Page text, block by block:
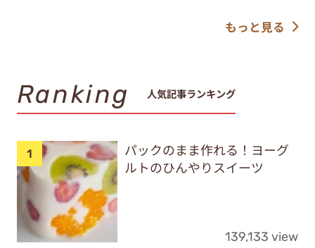
もっと見る
Ranking 人気記事ランキング
パックのまま作れる！ヨーグ
ルトのひんやりスイーツ
139,133 view